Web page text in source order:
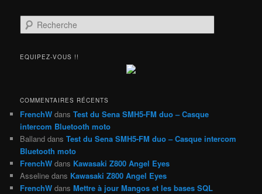
e
h
h
e
EQUIPEZ-VOUS !!
COMMENTAIRES RÉCENTS
FrenchW dansTest du Sena SMH5-FM duo – Casque
intercom Bluetooth moto
Balland dansTest du Sena SMH5-FM duo – Casque intercom
Bluetooth moto
FrenchW dans Kawasaki Z800 Angel Eyes
Asseline dans Kawasaki Z800 Angel Eyes
FrenchW dansMettre à jour Mangos et les bases SQL